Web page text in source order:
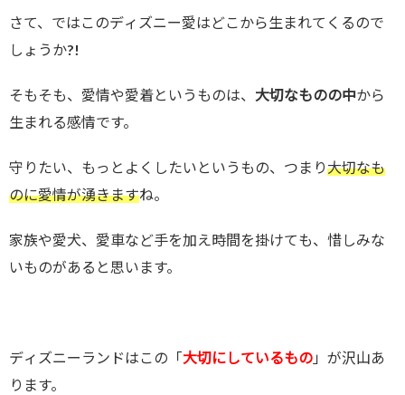
さて、ではこのディズニー愛はどこから生まれてくるので
しょうか?!
そもそも、愛情や愛着というものは、 大切なものの中から
生まれる感情です。
守りたい、もっとよくしたいというもの、つまり大切なも
のに愛情が湧きますね。
家族や愛犬、愛車など手を加え時間を掛けても、惜しみな
いものがあると思います。
ディズニーランドはこの「大切にしているもの 」が沢山あ
ります。